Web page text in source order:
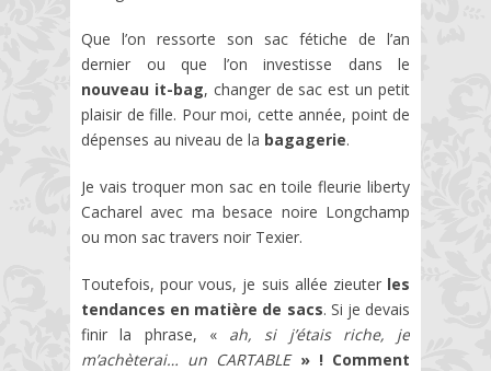
Que l’on ressorte son sac fétiche de l’an
dernier ou que l’on investisse dans le
nouveau it-bag, changer de sac est un petit
plaisir de fille. Pour moi, cette année, point de
dépenses au niveau de la bagagerie.
Je vais troquer mon sac en toile fleurie liberty
Cacharel avec ma besace noire Longchamp
ou mon sac travers noir Texier.
Toutefois, pour vous, je suis allée zieuter les
tendances en matière de sacs. Si je devais
finir la phrase, « ah, si j’étais riche, je
m’achèterai… un CARTABLE» ! Comment